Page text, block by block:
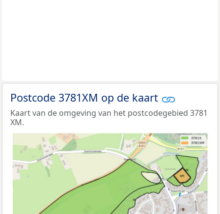
Postcode 3781XM op de kaart
Kaart van de omgeving van het postcodegebied 3781
XM.